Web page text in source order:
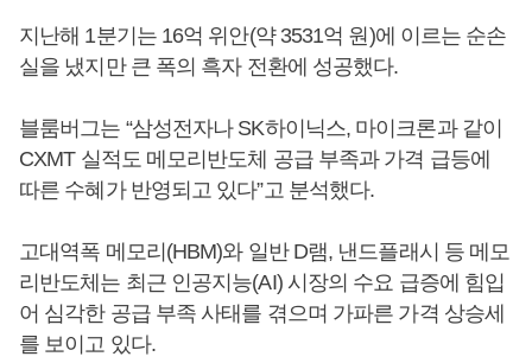
지난해 1분기는 16억 위안(약 3531억 원)에 이르는 순손
실을 냈지만 큰 폭의 흑자 전환에 성공했다.
블룸버그는 “삼성전자나 SK하이닉스, 마이크론과 같이
CXMT 실적도 메모리반도체 공급 부족과 가격 급등에
따른 수혜가 반영되고 있다”고 분석했다.
고대역폭 메모리(HBM)와 일반 D램, 낸드플래시 등 메모
리반도체는 최근 인공지능(AI) 시장의 수요 급증에 힘입
어 심각한 공급 부족 사태를 겪으며 가파른 가격 상승세
를 보이고 있다.